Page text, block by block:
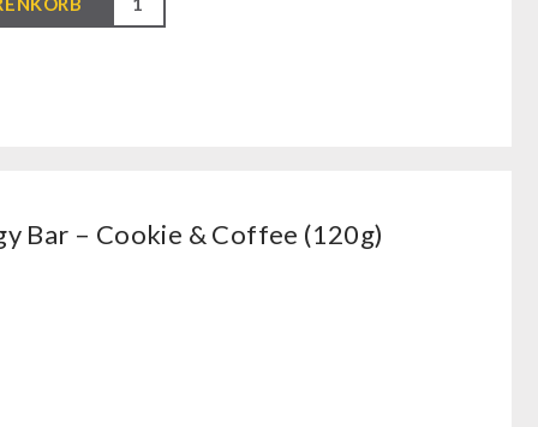
Bar – Cookie & Coffee (120g)